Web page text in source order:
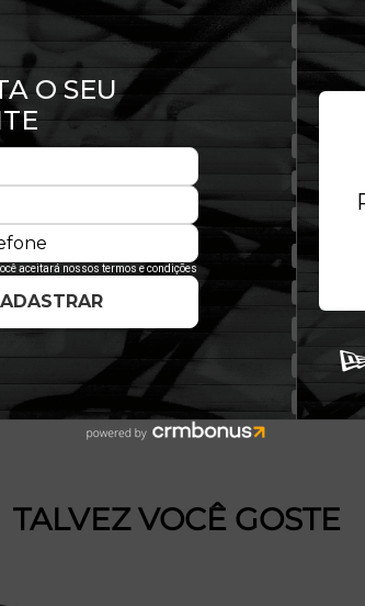
contemporâneo, com
no uso diário. As
qualquer ocasião. Uma
a mesma atitude.
TALVEZ VOCÊ GOSTE